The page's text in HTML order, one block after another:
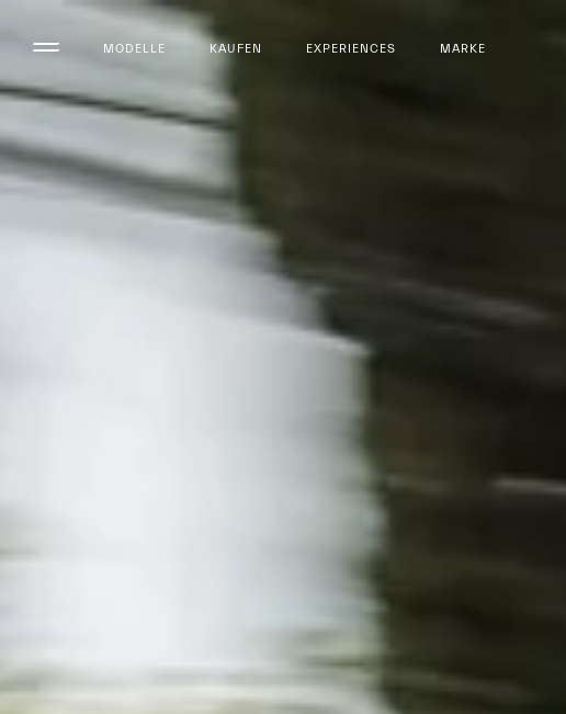
MODELLE KAUFEN EXPERIENCES MARKE